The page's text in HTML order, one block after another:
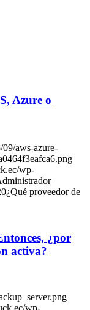
Azure o
aws-azure-
wp-
¿Qué proveedor de
¿por
activa?
wp-